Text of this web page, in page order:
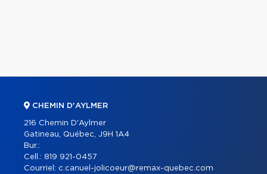
CHEMIN D'AYLMER
216 Chemin D'Aylmer
Gatineau, Québec, J9H 1A4
Bur.:
Cell.: 819 921-0457
Courriel: c.canuel-jolicoeur@remax-quebec.com